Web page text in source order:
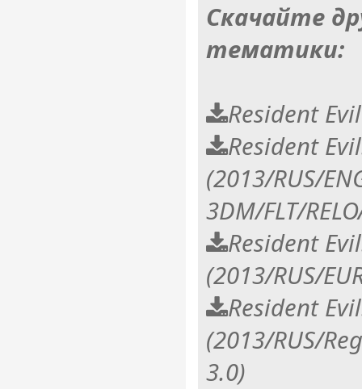
Скачайте
тематики:
Resident
Resident
(2013/RUS/
3DM/FLT/
Resident
(2013/RUS/
Resident
(2013/RUS/
3.0)